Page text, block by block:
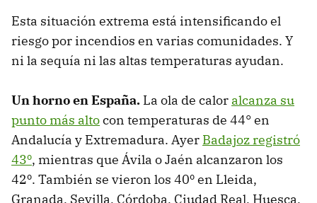
Esta situación extrema está intensificando el
riesgo por incendios en varias comunidades. Y
ni la sequía ni las altas temperaturas ayudan.
Un horno en España. La ola de calor alcanza su
punto más altocon temperaturas de 44° en
Andalucía y Extremadura. Ayer Badajoz registró
43º, mientras que Ávila o Jaén alcanzaron los
42º. También se vieron los 40º en Lleida,
Granada, Sevilla, Córdoba, Ciudad Real, Huesca,